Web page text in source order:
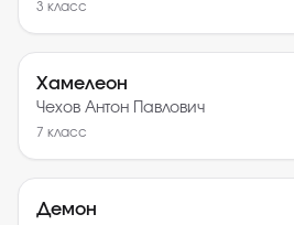
3 класс
Хамелеон
Чехов Антон Павлович
7 класс
Демон